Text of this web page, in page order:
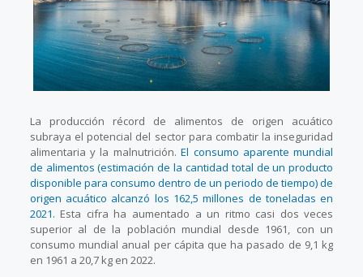
La producción récord de alimentos de origen acuático
subraya el potencial del sector para combatir la inseguridad
alimentaria y la malnutrición.El consumo aparente mundial
de alimentos (estimación de la cantidad total de un producto
disponible para consumo dentro de un periodo de tiempo) de
origen acuático alcanzó los 162,5 millones de toneladas en
2021. Esta cifra ha aumentado a un ritmo casi dos veces
superior al de la población mundial desde 1961, con un
consumo mundial anual per cápita que ha pasado de 9,1 kg
en 1961 a 20,7 kg en 2022.